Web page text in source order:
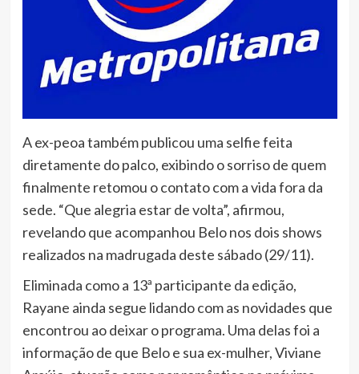
A ex-peoa também publicou uma selfie feita
diretamente do palco, exibindo o sorriso de quem
finalmente retomou o contato com a vida fora da
sede. “Que alegria estar de volta”, afirmou,
revelando que acompanhou Belo nos dois shows
realizados na madrugada deste sábado (29/11).
Eliminada como a 13ª participante da edição,
Rayane ainda segue lidando com as novidades que
encontrou ao deixar o programa. Uma delas foi a
informação de que Belo e sua ex-mulher, Viviane